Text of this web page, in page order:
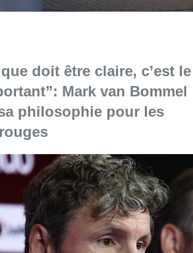
doit être claire, c’est le
Mark van Bommel
philosophie pour les